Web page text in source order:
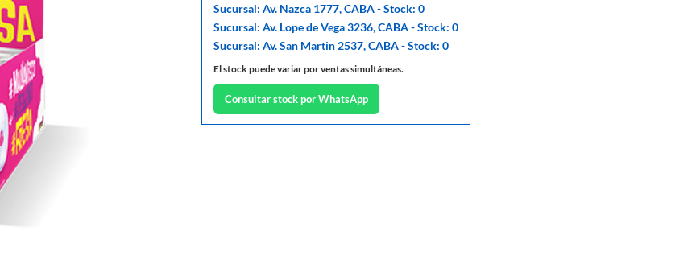
Sucursal: Av. Nazca 1777, CABA - Stock: 0
Sucursal: Av. Lope de Vega 3236, CABA - Stock: 0
Sucursal: Av. San Martin 2537, CABA - Stock: 0
El stock puede variar por ventas simultáneas.
Consultar stock por WhatsApp